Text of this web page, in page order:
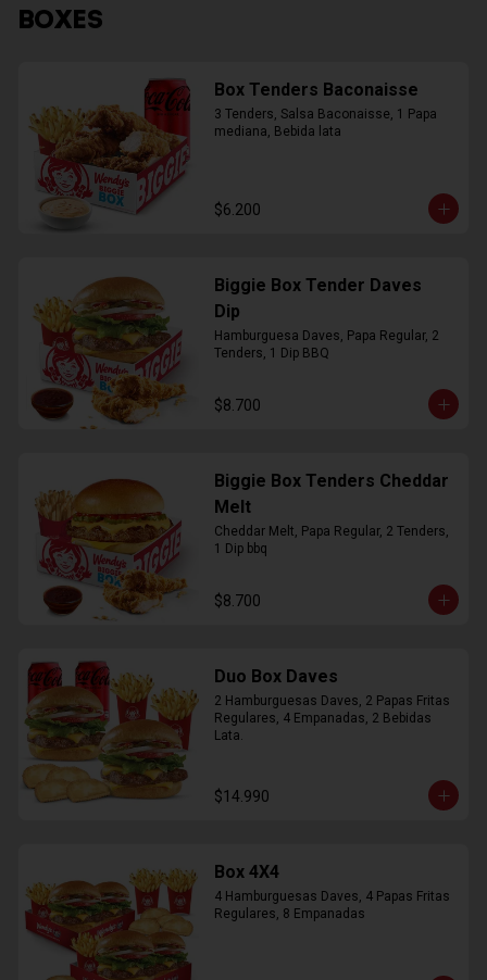
BOXES
Box Tenders Baconaisse
3 Tenders, Salsa Baconaisse, 1 Papa
mediana, Bebida lata
$6.200
Biggie Box Tender Daves
Dip
Hamburguesa Daves, Papa Regular, 2
Tenders, 1 Dip BBQ
$8.700
Biggie Box Tenders Cheddar
Melt
Cheddar Melt, Papa Regular, 2 Tenders,
1 Dip bbq
$8.700
Duo Box Daves
2 Hamburguesas Daves, 2 Papas Fritas
Regulares, 4 Empanadas, 2 Bebidas
Lata.
$14.990
Box 4X4
4 Hamburguesas Daves, 4 Papas Fritas
Regulares, 8 Empanadas